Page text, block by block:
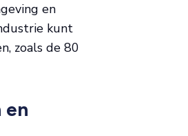
en
kunt
zoals de 80
en